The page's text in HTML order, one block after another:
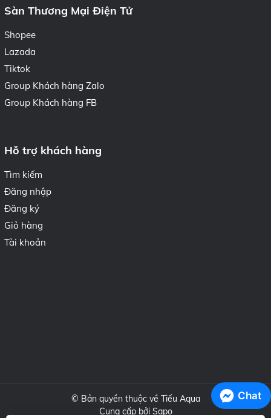
Sàn Thương Mại Điện Tử
Shopee
Lazada
Tiktok
Group Khách hàng Zalo
Group Khách hàng FB
Hỗ trợ khách hàng
Tìm kiếm
Đăng nhập
Đăng ký
Giỏ hàng
Tài khoản
© Bản quyền thuộc về Tiếu Aqua
Cung cấp bởi Sapo
Chat